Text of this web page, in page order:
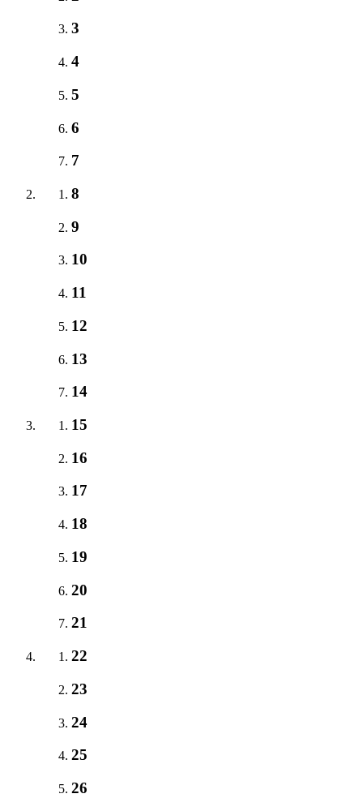
3
4
5
6
7
8
9
10
11
12
13
14
15
16
17
18
19
20
21
22
23
24
25
26